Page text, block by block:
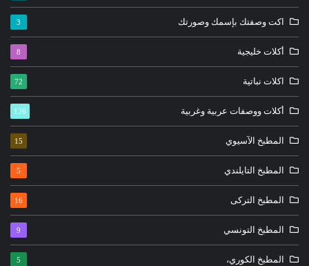
اكت وصفتك بإسمك وصورتك 3
أكلات خليجية 8
اكلات نباتية 72
أكلات ووصفات عربية وغربية 126
المطبخ الآسيوي 15
المطبخ التايلندي 5
المطبخ التركى 16
المطبخ التونسي 9
المطبخ الكوري، 5